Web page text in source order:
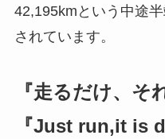
42,195kmという中途
されています。
『走るだけ、そ
『Just run,it is